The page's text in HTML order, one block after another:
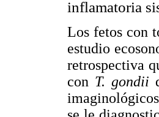
inflamatoria
Los fetos con
estudio
retrospectiva
con T. gondii